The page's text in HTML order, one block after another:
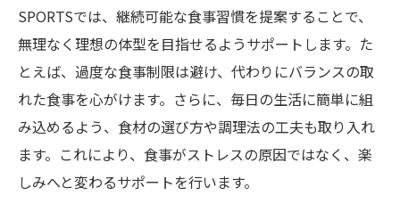
SPORTSでは、継続可能な食事習慣を提案することで、
無理なく理想の体型を目指せるようサポートします。た
とえば、過度な食事制限は避け、代わりにバランスの取
れた食事を心がけます。さらに、毎日の生活に簡単に組
み込めるよう、食材の選び方や調理法の工夫も取り入れ
ます。これにより、食事がストレスの原因ではなく、楽
しみへと変わるサポートを行います。